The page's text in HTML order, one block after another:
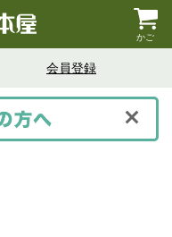
かご
会員登録